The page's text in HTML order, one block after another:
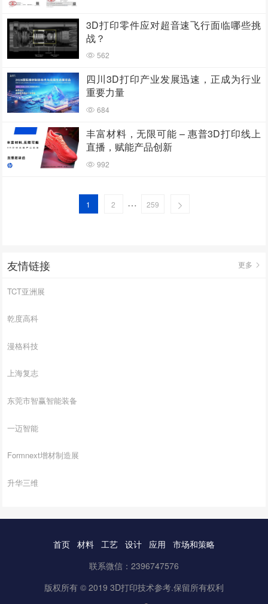
3D打印零件应对超音速飞行面临哪些挑
战？
562
四川3D打印产业发展迅速，正成为行业
重要力量
684
丰富材料，无限可能 – 惠普3D打印线上
直播，赋能产品创新
992
1 2 … 259
友情链接 更多
TCT亚洲展
乾度高科
漫格科技
上海复志
东莞市智赢智能装备
一迈智能
Formnext增材制造展
升华三维
首页 材料 工艺 设计 应用
市场和策略
联系微信：2396747576
版权所有 © 2019 3D打印技术参考.保留所有权利